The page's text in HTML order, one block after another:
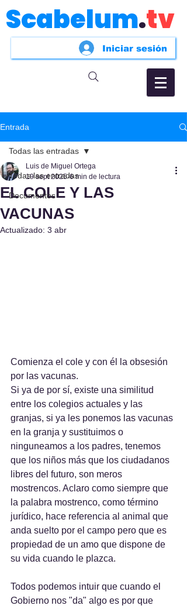
Scabelum.tv
Iniciar sesión
Entrada
Todas las entradas
Documentos
Todas las entradas
EL COLE Y LAS
VACUNAS
Luis de Miguel Ortega
19 sept 2025 6 min de lectura
Actualizado: 3 abr
Comienza el cole y con él la obsesión
por las vacunas.
Si ya de por sí, existe una similitud
entre los colegios actuales y las
granjas, si ya les ponemos las vacunas
en la granja y sustituimos o
ninguneamos a los padres, tenemos
que los niños más que los ciudadanos
libres del futuro, son meros
mostrencos. Aclaro como siempre que
la palabra mostrenco, como término
jurídico, hace referencia al animal que
anda suelto por el campo pero que es
propiedad de un amo que dispone de
su vida cuando le plazca.
Todos podemos intuir que cuando el
Gobierno nos "da" algo es por que